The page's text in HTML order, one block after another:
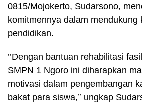
0815/Mojokerto, Sudarsono,
komitmennya dalam mendukung
pendidikan.
’’Dengan bantuan rehabilitasi
SMPN 1 Ngoro ini diharapkan
motivasi dalam pengembangan
bakat para siswa,’’ ungkap